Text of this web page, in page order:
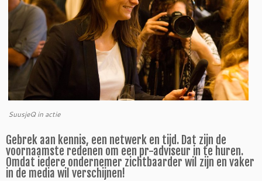
SuusjeQ in actie
Gebrek aan kennis, een netwerk en tijd. Dat zijn de
voornaamste redenen om een pr-adviseur in te huren.
Omdat iedere ondernemer zichtbaarder wil zijn en vaker
in de media wil verschijnen!